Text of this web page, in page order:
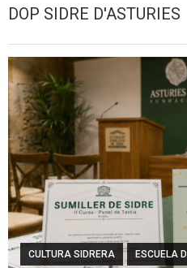
DOP SIDRE D'ASTURIES
CULTURA SIDRERA ESCUELA